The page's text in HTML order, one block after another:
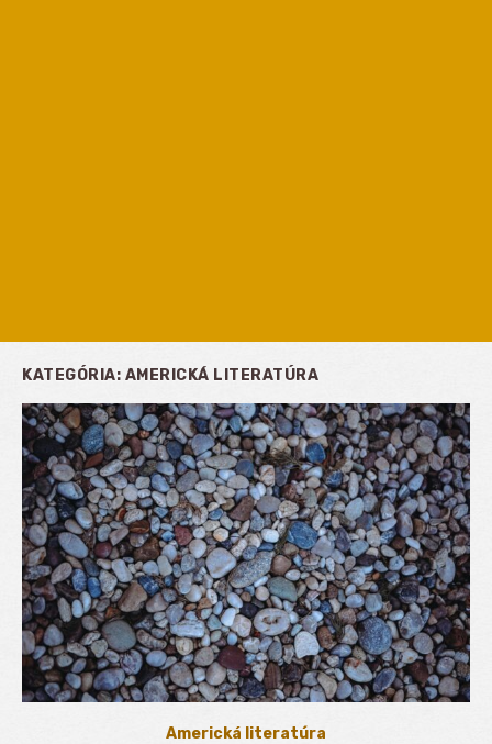
KATEGÓRIA: AMERICKÁ LITERATÚRA
Americká literatúra